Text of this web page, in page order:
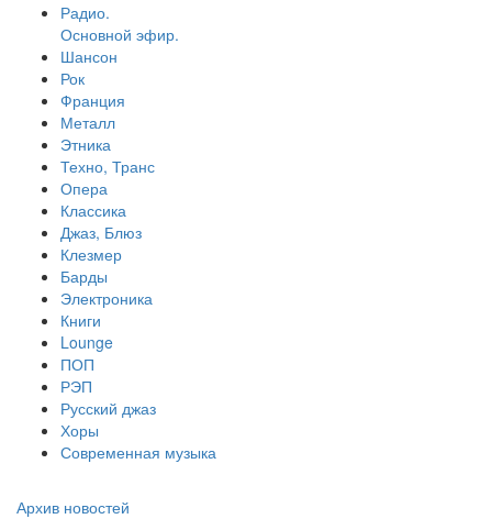
Радио.
Основной эфир.
Шансон
Рок
Франция
Металл
Этника
Техно, Транс
Опера
Классика
Джаз, Блюз
Клезмер
Барды
Электроника
Книги
Lounge
ПОП
РЭП
Русский джаз
Хоры
Современная музыка
Архив новостей